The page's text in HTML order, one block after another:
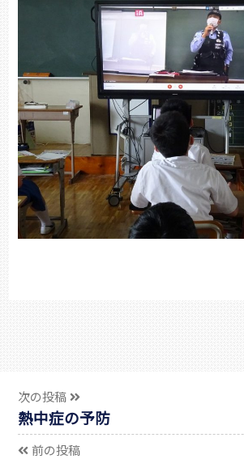
次の投稿
熱中症の予防
前の投稿